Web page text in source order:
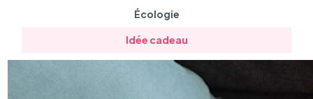
Écologie
Idée cadeau